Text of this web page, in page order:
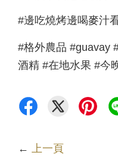
#邊吃燒烤邊喝麥汁
#格外農品 #guavay
酒精 #在地水果 #今
← 上一頁